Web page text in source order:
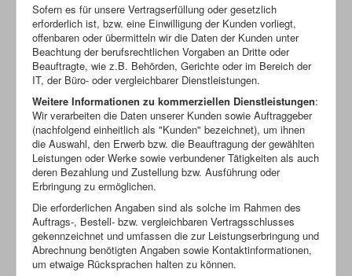
Sofern es für unsere Vertragserfüllung oder gesetzlich
erforderlich ist, bzw. eine Einwilligung der Kunden vorliegt,
offenbaren oder übermitteln wir die Daten der Kunden unter
Beachtung der berufsrechtlichen Vorgaben an Dritte oder
Beauftragte, wie z.B. Behörden, Gerichte oder im Bereich der
IT, der Büro- oder vergleichbarer Dienstleistungen.
Weitere Informationen zu kommerziellen Dienstleistungen:
Wir verarbeiten die Daten unserer Kunden sowie Auftraggeber
(nachfolgend einheitlich als "Kunden" bezeichnet), um ihnen
die Auswahl, den Erwerb bzw. die Beauftragung der gewählten
Leistungen oder Werke sowie verbundener Tätigkeiten als auch
deren Bezahlung und Zustellung bzw. Ausführung oder
Erbringung zu ermöglichen.
Die erforderlichen Angaben sind als solche im Rahmen des
Auftrags-, Bestell- bzw. vergleichbaren Vertragsschlusses
gekennzeichnet und umfassen die zur Leistungserbringung und
Abrechnung benötigten Angaben sowie Kontaktinformationen,
um etwaige Rücksprachen halten zu können.